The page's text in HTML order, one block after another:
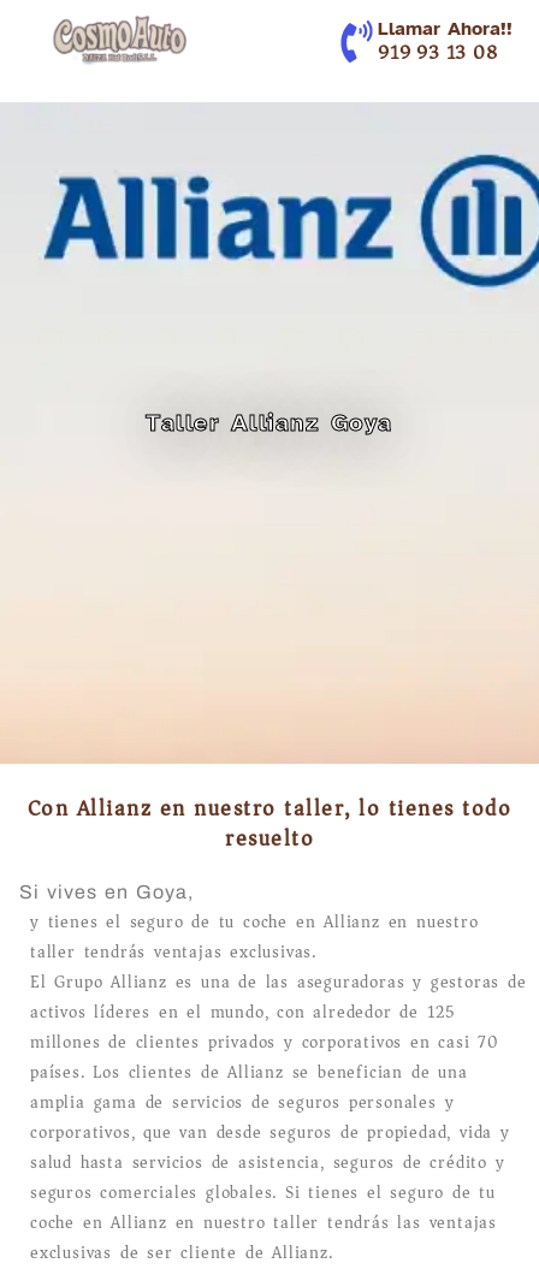
Llamar Ahora!!
919 93 13 08
Taller Allianz Goya
Con Allianz en nuestro taller, lo tienes todo
resuelto
Si vives en Goya,
y tienes el seguro de tu coche en Allianz en nuestro
taller tendrás ventajas exclusivas.
El Grupo Allianz es una de las aseguradoras y gestoras de
activos líderes en el mundo, con alrededor de 125
millones de clientes privados y corporativos en casi 70
países. Los clientes de Allianz se benefician de una
amplia gama de servicios de seguros personales y
corporativos, que van desde seguros de propiedad, vida y
salud hasta servicios de asistencia, seguros de crédito y
seguros comerciales globales. Si tienes el seguro de tu
coche en Allianz en nuestro taller tendrás las ventajas
exclusivas de ser cliente de Allianz.